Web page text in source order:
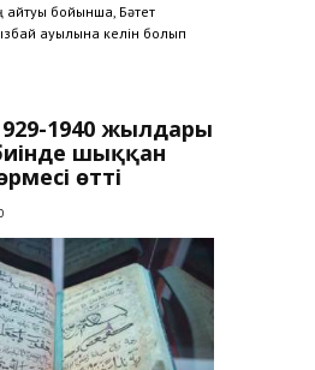
айтуы бойынша, Бәтет
ауылына келін болып
1940 жылдары
шыққан
өтті